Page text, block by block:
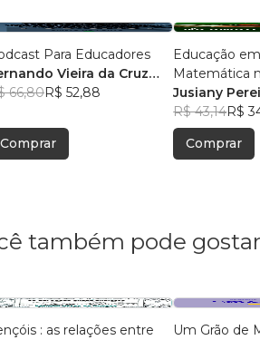
Para Educadores
Vieira da Cruz
Cruz)
66,80R$ 52,88
Comprar
Educação
Matemática
Legal:
Pedagógicas
Jusiany
dos Santos
R$ 43,14R$
Comprar
também pode
: as relações entre
Um Grão de